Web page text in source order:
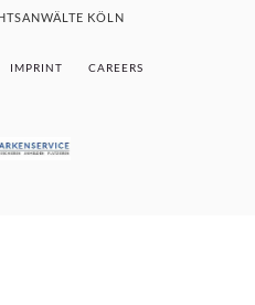
HABERKAMM &
ROSENBAUM
KÖLN
IMPRINT CAREERS